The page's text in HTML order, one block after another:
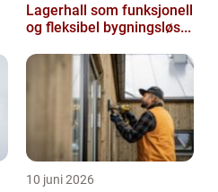
Lagerhall som funksjonell
og fleksibel bygningsløs...
10 juni 2026